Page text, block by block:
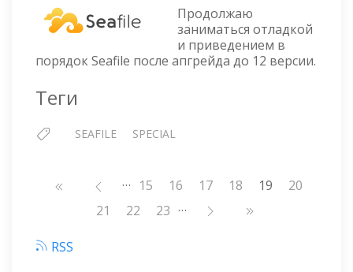
—
НЕ
РАБОТАЕТ
СТАТИСТИКА
STORAGE
REPOSIZE
Продолжаю
заниматься отладкой
и приведением в
порядок Seafile после апгрейда до 12 версии.
Теги
SEAFILE SPECIAL
Нумерация
страниц
… Страница
15 Страница
16 Страница
17 Страница
18 19 Страница
20
Страница
21 Страница
22 Страница
23 …
RSS